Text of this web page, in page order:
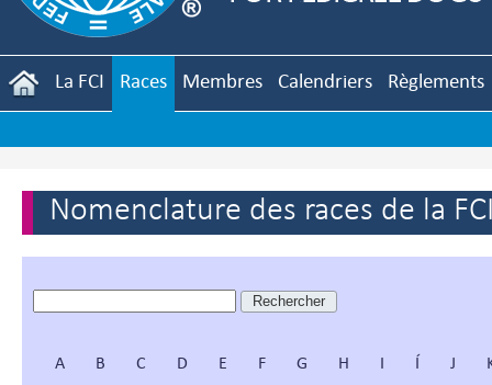
La FCI Races Membres Calendriers Règlements
Nomenclature des races de la
A B C D E F G H I Í J